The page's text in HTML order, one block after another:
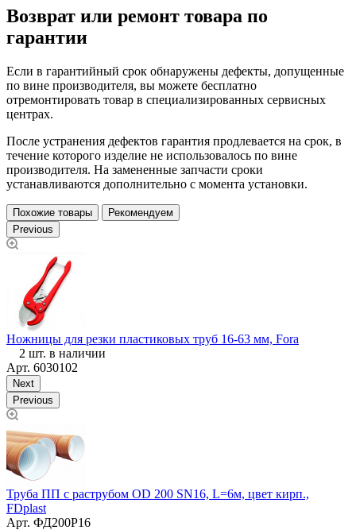
Возврат или ремонт товара по
гарантии
Если в гарантийный срок обнаружены дефекты, допущенные
по вине производителя, вы можете бесплатно
отремонтировать товар в специализированных сервисных
центрах.
После устранения дефектов гарантия продлевается на срок, в
течение которого изделие не использовалось по вине
производителя. На замененные запчасти сроки
устанавливаются дополнительно с момента установки.
Похожие товары
Рекомендуем
Previous
Ножницы для резки пластиковых труб 16-63 мм, Fora
2 шт. в наличии
Арт. 6030102
Next
Previous
Труба ПП с раструбом ОD 200 SN16, L=6м, цвет кирп.,
FDplast
Арт. ФД200Р16